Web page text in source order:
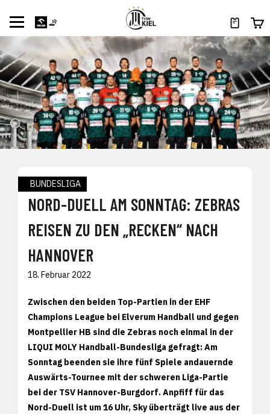
BUNDESLIGA
NORD-DUELL AM SONNTAG: ZEBRAS
REISEN ZU DEN „RECKEN“ NACH
HANNOVER
18. Februar 2022
Zwischen den beiden Top-Partien in der EHF
Champions League bei Elverum Handball und gegen
Montpellier HB sind die Zebras noch einmal in der
LIQUI MOLY Handball-Bundesliga gefragt: Am
Sonntag beenden sie ihre fünf Spiele andauernde
Auswärts-Tournee mit der schweren Liga-Partie
bei der TSV Hannover-Burgdorf. Anpfiff für das
Nord-Duell ist um 16 Uhr, Sky überträgt live aus der